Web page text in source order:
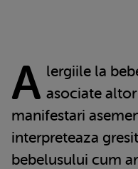
A lergiile la
asociate
manifestari
interpreteaza
bebelusului cum